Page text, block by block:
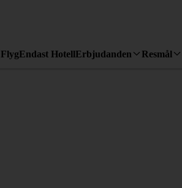
Endast HotellErbjudanden Resmål